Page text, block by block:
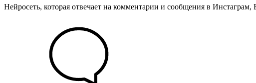
Нейросеть, которая отвечает на комментарии и сообщения в